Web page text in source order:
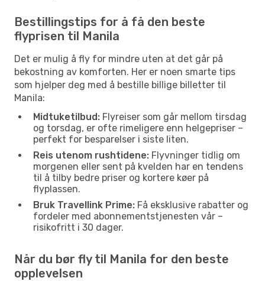
Bestillingstips for å få den beste
flyprisen til Manila
Det er mulig å fly for mindre uten at det går på
bekostning av komforten. Her er noen smarte tips
som hjelper deg med å bestille billige billetter til
Manila:
Midtuketilbud: Flyreiser som går mellom tirsdag
og torsdag, er ofte rimeligere enn helgepriser –
perfekt for besparelser i siste liten.
Reis utenom rushtidene: Flyvninger tidlig om
morgenen eller sent på kvelden har en tendens
til å tilby bedre priser og kortere køer på
flyplassen.
Bruk Travellink Prime: Få eksklusive rabatter og
fordeler med abonnementstjenesten vår –
risikofritt i 30 dager.
Når du bør fly til Manila for den beste
opplevelsen